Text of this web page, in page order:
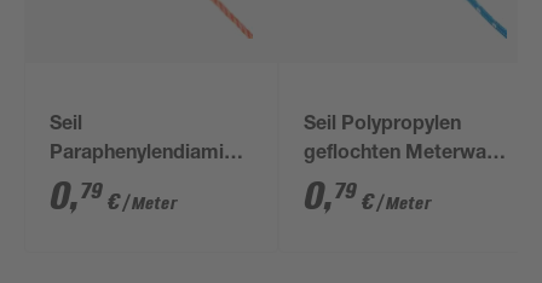
Seil
Paraphenylendiamin
gedreht orange
Meterware 6 mm
0,79 €/ Meter
Seil Polypropylen
geflochten Meterware
4 mm blau/weiß
0,79 €/ Meter